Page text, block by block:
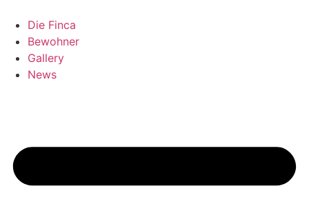
Inhalt
springen
Die Finca
Bewohner
Gallery
News